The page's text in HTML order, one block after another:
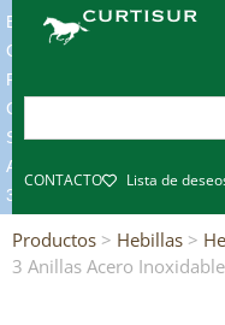
ENVIOS
GRATIS
POR
COMPRAS
SUPERIORES
A
300€*
CONTACTO Lista de
Productos > Hebillas >
3 Anillas Acero Inoxidable